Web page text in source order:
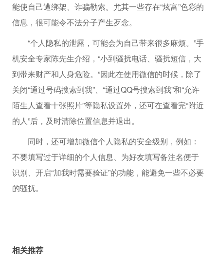
能使自己遭绑架、诈骗勒索。尤其一些存在“炫富”色彩的
信息，很可能令不法分子产生歹念。
“个人隐私的泄露，可能会为自己带来很多麻烦。”手
机安全专家陈先生介绍，“小到骚扰电话、骚扰短信，大
到带来财产和人身危险。”因此在使用微信的时候，除了
关闭“通过号码搜索到我”、“通过QQ号搜索到我”和“允许
陌生人查看十张照片”等隐私设置外，还可在查看完“附近
的人”后，及时清除位置信息并退出。
同时，还可增加微信个人隐私的安全级别，例如：
不要填写过于详细的个人信息、为好友填写备注名便于
识别、开启“加我时需要验证”的功能，能避免一些不必要
的骚扰。
相关推荐